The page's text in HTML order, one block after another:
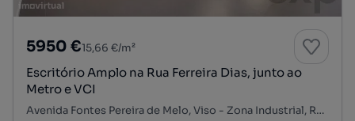
5950 €15,66 €/m²
Escritório Amplo na Rua Ferreira Dias, junto ao
Metro e VCI
Avenida Fontes Pereira de Melo, Viso - Zona Industrial, Ramalde, Porto, Porto